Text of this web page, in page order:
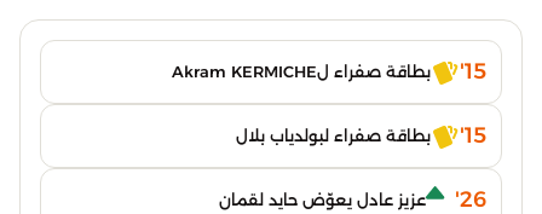
15' بطاقة صفراء لAkram KERMICHE
15' بطاقة صفراء لبولدياب بلال
26' عزيز عادل يعوّض حايد لقمان